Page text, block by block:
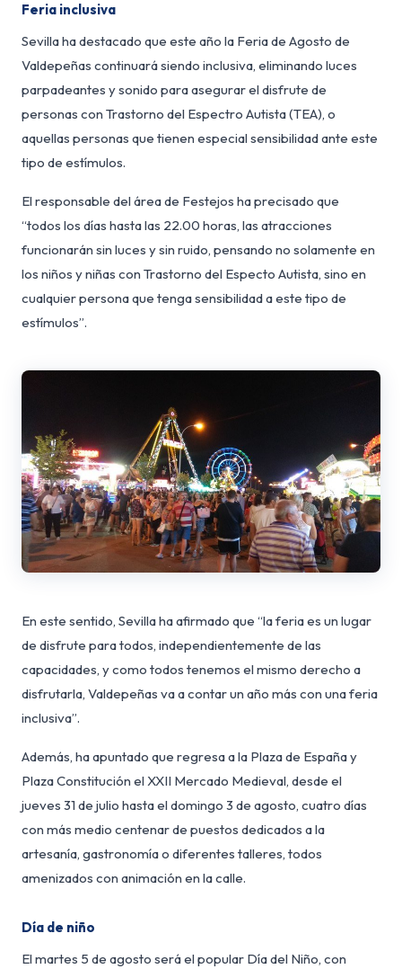
Feria inclusiva
Sevilla ha destacado que este año la Feria de Agosto de
Valdepeñas continuará siendo inclusiva, eliminando luces
parpadeantes y sonido para asegurar el disfrute de
personas con Trastorno del Espectro Autista (TEA), o
aquellas personas que tienen especial sensibilidad ante este
tipo de estímulos.
El responsable del área de Festejos ha precisado que
“todos los días hasta las 22.00 horas, las atracciones
funcionarán sin luces y sin ruido, pensando no solamente en
los niños y niñas con Trastorno del Especto Autista, sino en
cualquier persona que tenga sensibilidad a este tipo de
estímulos”.
En este sentido, Sevilla ha afirmado que “la feria es un lugar
de disfrute para todos, independientemente de las
capacidades, y como todos tenemos el mismo derecho a
disfrutarla, Valdepeñas va a contar un año más con una feria
inclusiva”.
Además, ha apuntado que regresa a la Plaza de España y
Plaza Constitución el XXII Mercado Medieval, desde el
jueves 31 de julio hasta el domingo 3 de agosto, cuatro días
con más medio centenar de puestos dedicados a la
artesanía, gastronomía o diferentes talleres, todos
amenizados con animación en la calle.
Día de niño
El martes 5 de agosto será el popular Día del Niño, con